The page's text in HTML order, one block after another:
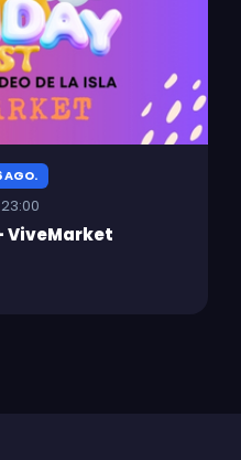
AGO.
ViveMarket